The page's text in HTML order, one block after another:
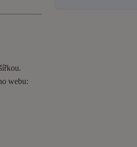
webu: